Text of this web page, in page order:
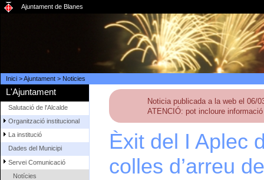
Ajuntament de Blanes
Inici>Ajuntament> Noticies
L'Ajuntament
Salutació de l'Alcalde
Organització institucional
La institució
Dades del Municipi
Servei Comunicació
Notícies
Noticia publicada a la web el 06/
ATENCIÓ: pot incloure
Èxit del I Aplec
colles d’arreu